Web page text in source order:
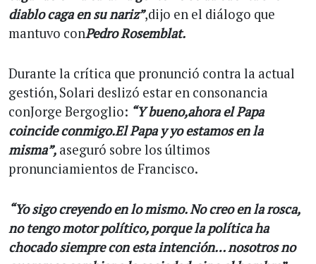
diablo caga en su nariz”,dijo en el diálogo que
mantuvo conPedro Rosemblat.
Durante la crítica que pronunció contra la actual
gestión, Solari deslizó estar en consonancia
conJorge Bergoglio: “Y bueno,ahora el Papa
coincide conmigo.El Papa y yo estamos en la
misma”, aseguró sobre los últimos
pronunciamientos de Francisco.
“Yo sigo creyendo en lo mismo. No creo en la rosca,
no tengo motor político, porque la política ha
chocado siempre con esta intención… nosotros no